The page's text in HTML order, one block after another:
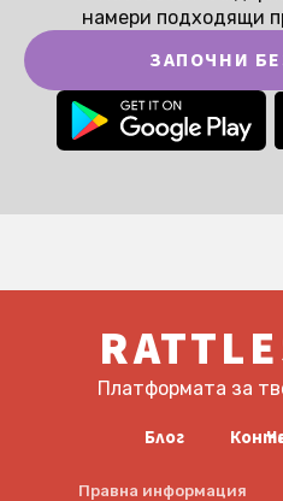
намери подходящи
ЗАПОЧНИ
Платформата за
Блог
Правна информация